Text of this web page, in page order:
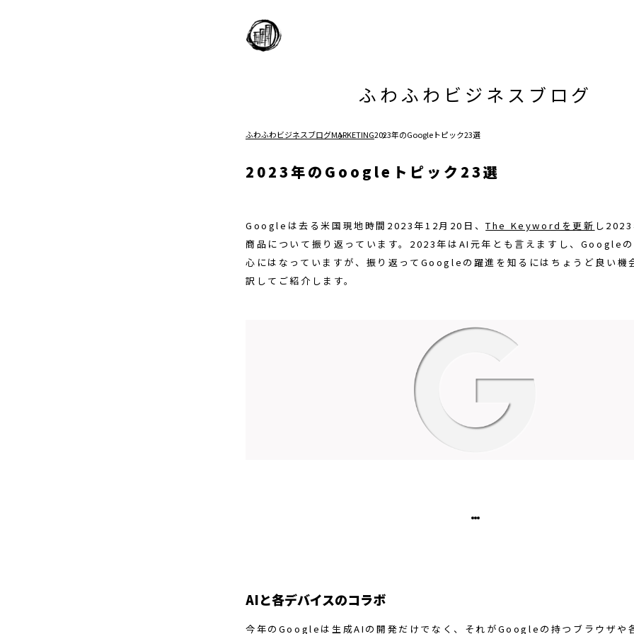
ふわふわビジネスブログ
ふわふわビジネスブログMARKETING2023年のGoogleトピック23選
2023年のGoogleトピック23選
Googleは去る米国現地時間2023年12月20日、The Keywordを更新 し
商品について振り返っています。2023年はAI元年とも言えますし、Google
心にはなっていますが、振り返ってGoogleの躍進を知るにはちょうど良い機
訳してご紹介します。
AIと各デバイスのコラボ
今年のGoogleは生成AIの開発だけでなく、それがGoogleの持つブラウザや